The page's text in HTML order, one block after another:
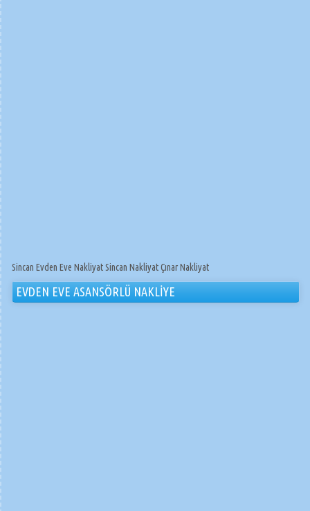
Sincan Evden Eve Nakliyat Sincan Nakliyat Çınar Nakliyat
EVDEN EVE ASANSÖRLÜ NAKLİYE